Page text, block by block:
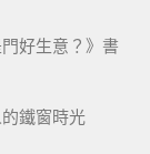
好生意？》書
鐵窗時光